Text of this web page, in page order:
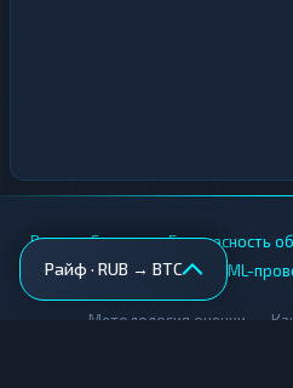
Райф · RUB → BTC
Вики • Города • Безопасность
AML-
Методология оценки